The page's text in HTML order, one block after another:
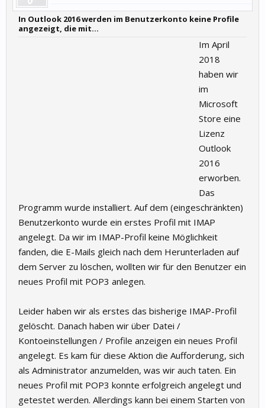
In Outlook 2016 werden im Benutzerkonto keine Profile
angezeigt, die mit...
Im April
2018
haben wir
im
Microsoft
Store eine
Lizenz
Outlook
2016
erworben.
Das
Programm wurde installiert. Auf dem (eingeschränkten)
Benutzerkonto wurde ein erstes Profil mit IMAP
angelegt. Da wir im IMAP-Profil keine Möglichkeit
fanden, die E-Mails gleich nach dem Herunterladen auf
dem Server zu löschen, wollten wir für den Benutzer ein
neues Profil mit POP3 anlegen.
Leider haben wir als erstes das bisherige IMAP-Profil
gelöscht. Danach haben wir über Datei /
Kontoeinstellungen / Profile anzeigen ein neues Profil
angelegt. Es kam für diese Aktion die Aufforderung, sich
als Administrator anzumelden, was wir auch taten. Ein
neues Profil mit POP3 konnte erfolgreich angelegt und
getestet werden. Allerdings kann bei einem Starten von